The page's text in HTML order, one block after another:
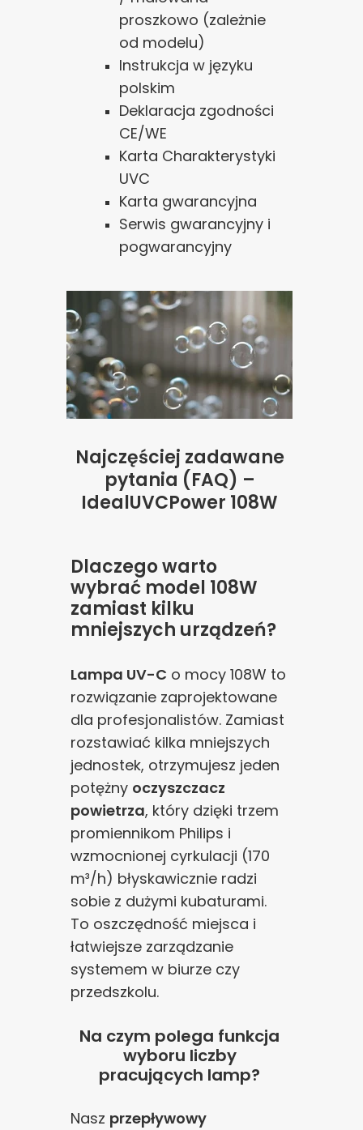
Najczęściej zadawane
pytania (FAQ) –
IdealUVCPower 108W
Dlaczego warto
wybrać model 108W
zamiast kilku
mniejszych urządzeń?
Lampa UV-C o mocy 108W to
rozwiązanie zaprojektowane
dla profesjonalistów. Zamiast
rozstawiać kilka mniejszych
jednostek, otrzymujesz jeden
potężny oczyszczacz
powietrza, który dzięki trzem
promiennikom Philips i
wzmocnionej cyrkulacji (170
m³/h) błyskawicznie radzi
sobie z dużymi kubaturami.
To oszczędność miejsca i
łatwiejsze zarządzanie
systemem w biurze czy
przedszkolu.
Na czym polega funkcja
wyboru liczby
pracujących lamp?
Nasz przepływowy
proszkowo (zależnie
od modelu)
Instrukcja w języku
polskim
Deklaracja zgodności
CE/WE
Karta Charakterystyki
UVC
Karta gwarancyjna
Serwis gwarancyjny i
pogwarancyjny